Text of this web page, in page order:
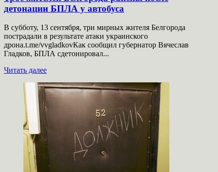
взрыв
детонации БПЛА у автобуса
В субботу, 13 сентября, три мирных жителя Белгорода
пострадали в результате атаки украинского
дрона.t.me/vvgladkovКак сообщил губернатор Вячеслав
Гладков, БПЛА сдетонировал...
Читать далееПрочитать
о
Трое
Белгорода
после
детонации
БПЛА
автобуса